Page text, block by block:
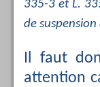
335-3 et L.
de
Il faut
attention